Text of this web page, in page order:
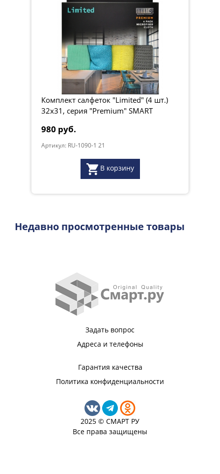
Комплект салфеток "Limited" (4 шт.)
32х31, серия "Premium" SMART
980 руб.
Артикул: RU-1090-1 21
В корзину
Недавно просмотренные товары
Задать вопрос
Адреса и телефоны
Гарантия качества
Политика конфиденциальности
2025 © СМАРТ РУ
Все права защищены